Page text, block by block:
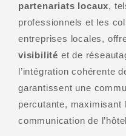
partenariats locaux,
professionnels et les
entreprises locales,
visibilité et de
l’intégration cohérente
garantissent une
percutante, maximisant
communication de